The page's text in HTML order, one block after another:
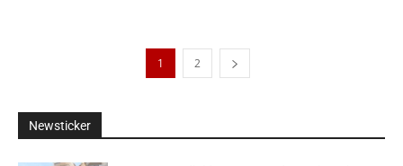
1 2
Newsticker